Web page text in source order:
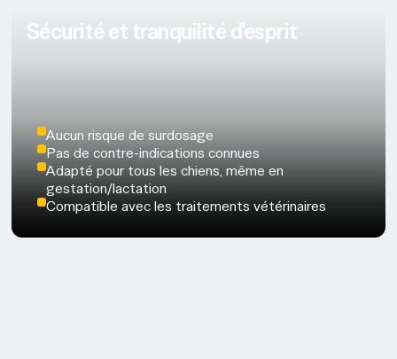
Sécurité et tranquilité d'esprit
Aucun risque de surdosage
Pas de contre-indications connues
Adapté pour tous les chiens, même en
gestation/lactation
Compatible avec les traitements vétérinaires